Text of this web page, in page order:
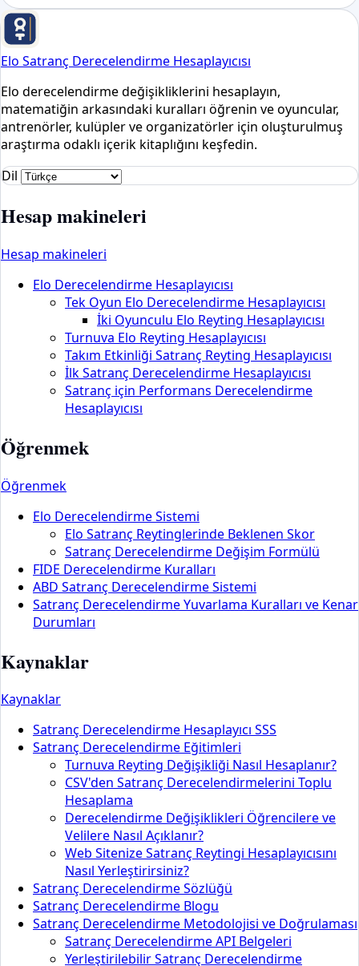
Elo Satranç Derecelendirme Hesaplayıcısı
Elo derecelendirme değişikliklerini hesaplayın,
matematiğin arkasındaki kuralları öğrenin ve oyuncular,
antrenörler, kulüpler ve organizatörler için oluşturulmuş
araştırma odaklı içerik kitaplığını keşfedin.
Dil
Hesap makineleri
Hesap makineleri
Elo Derecelendirme Hesaplayıcısı
Tek Oyun Elo Derecelendirme Hesaplayıcısı
İki Oyunculu Elo Reyting Hesaplayıcısı
Turnuva Elo Reyting Hesaplayıcısı
Takım Etkinliği Satranç Reyting Hesaplayıcısı
İlk Satranç Derecelendirme Hesaplayıcısı
Satranç için Performans Derecelendirme
Hesaplayıcısı
Öğrenmek
Öğrenmek
Elo Derecelendirme Sistemi
Elo Satranç Reytinglerinde Beklenen Skor
Satranç Derecelendirme Değişim Formülü
FIDE Derecelendirme Kuralları
ABD Satranç Derecelendirme Sistemi
Satranç Derecelendirme Yuvarlama Kuralları ve Kenar
Durumları
Kaynaklar
Kaynaklar
Satranç Derecelendirme Hesaplayıcı SSS
Satranç Derecelendirme Eğitimleri
Turnuva Reyting Değişikliği Nasıl Hesaplanır?
CSV'den Satranç Derecelendirmelerini Toplu
Hesaplama
Derecelendirme Değişiklikleri Öğrencilere ve
Velilere Nasıl Açıklanır?
Web Sitenize Satranç Reytingi Hesaplayıcısını
Nasıl Yerleştirirsiniz?
Satranç Derecelendirme Sözlüğü
Satranç Derecelendirme Blogu
Satranç Derecelendirme Metodolojisi ve Doğrulaması
Satranç Derecelendirme API Belgeleri
Yerleştirilebilir Satranç Derecelendirme